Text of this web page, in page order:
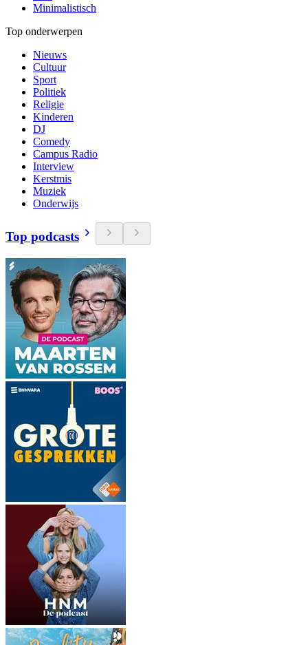
Minimalistisch
Top onderwerpen
Nieuws
Cultuur
Sport
Politiek
Religie
Kinderen
DJ
Comedy
Campus Radio
Interview
Kerstmis
Muziek
Onderwijs
Top podcasts